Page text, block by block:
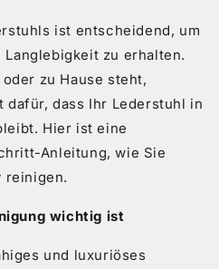
ist entscheidend, um
zu erhalten.
zu Hause steht,
dafür, dass Ihr Lederstuhl in
Hier ist eine
Anleitung, wie Sie
reinigen.
wichtig ist
und luxuriöses